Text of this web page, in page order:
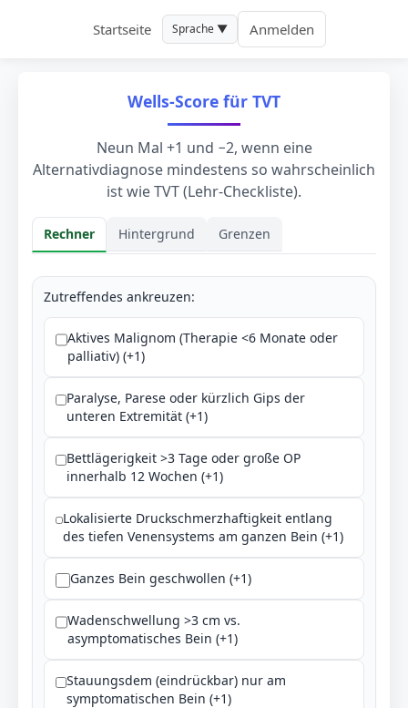
Startseite Sprache ▼ Anmelden
Wells-Score für TVT
Neun Mal +1 und −2, wenn eine
Alternativdiagnose mindestens so wahrscheinlich
ist wie TVT (Lehr-Checkliste).
Rechner Hintergrund Grenzen
Rechner
Zutreffendes ankreuzen:
Aktives Malignom (Therapie <6 Monate oder
palliativ) (+1)
Paralyse, Parese oder kürzlich Gips der
unteren Extremität (+1)
Bettlägerigkeit >3 Tage oder große OP
innerhalb 12 Wochen (+1)
Lokalisierte Druckschmerzhaftigkeit entlang
des tiefen Venensystems am ganzen Bein (+1)
Ganzes Bein geschwollen (+1)
Wadenschwellung >3 cm vs.
asymptomatisches Bein (+1)
Stauungsdem (eindrückbar) nur am
symptomatischen Bein (+1)